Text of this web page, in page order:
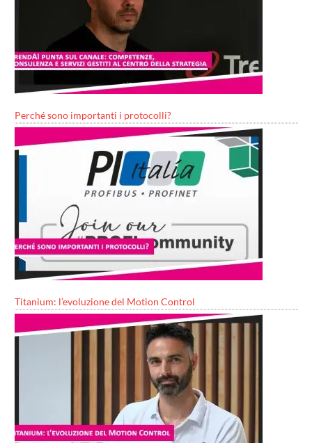
Perché sono importanti i protocolli?
Titanium: l’evoluzione del Motion Control